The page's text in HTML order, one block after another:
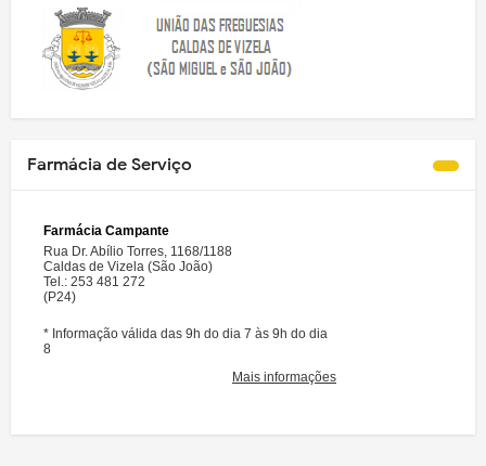
Farmácia de Serviço